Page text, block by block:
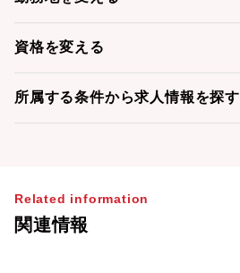
資格を変える
所属する条件から求人情報を探す
Related information
関連情報